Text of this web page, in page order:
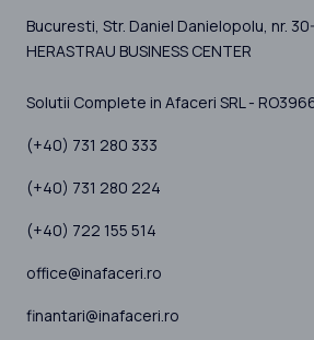
Bucuresti, Str. Daniel Danielopolu, nr.
HERASTRAU BUSINESS CENTER
Solutii Complete in Afaceri SRL -
(+40) 731 280 333
(+40) 731 280 224
(+40) 722 155 514
office@inafaceri.ro
finantari@inafaceri.ro